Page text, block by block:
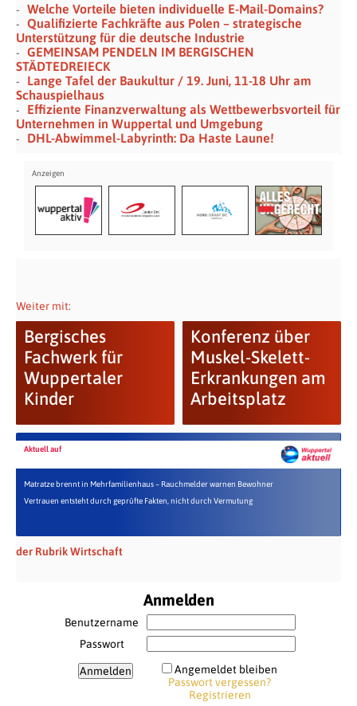
Welche Vorteile bieten individuelle E-Mail-Domains?
Qualifizierte Fachkräfte aus Polen – strategische
Unterstützung für die deutsche Industrie
GEMEINSAM PENDELN IM BERGISCHEN
STÄDTEDREIECK
Lange Tafel der Baukultur / 19. Juni, 11-18 Uhr am
Schauspielhaus
Effiziente Finanzverwaltung als Wettbewerbsvorteil für
Unternehmen in Wuppertal und Umgebung
DHL-Abwimmel-Labyrinth: Da Haste Laune!
Weiter mit:
Bergisches
Fachwerk für
Wuppertaler
Kinder
Konferenz über
Muskel-Skelett-
Erkrankungen am
Arbeitsplatz
Aktuell auf
Matratze brennt in Mehrfamilienhaus – Rauchmelder warnen Bewohner
Vertrauen entsteht durch geprüfte Fakten, nicht durch Vermutung
der Rubrik Wirtschaft
Anmelden
Benutzername
Passwort
Angemeldet bleiben
Passwort vergessen?
Registrieren